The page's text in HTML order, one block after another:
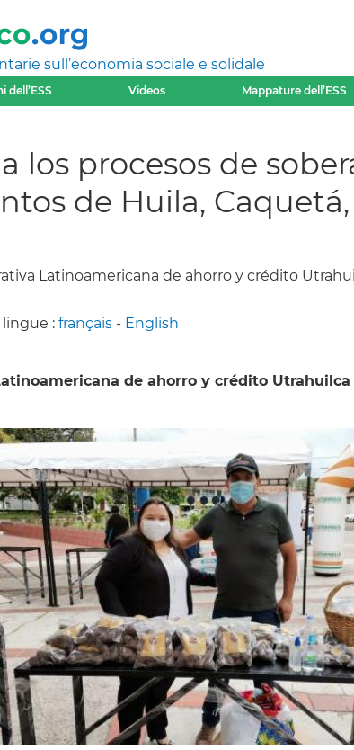
sull’economia sociale e solidale
dell’ESS Videos Mappature dell’ESS
los procesos de
de Huila,
Latinoamericana de ahorro y crédito
: français - English
de ahorro y crédito Utrahuilca